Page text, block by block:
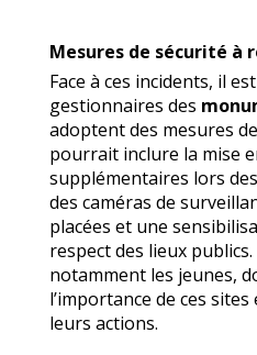
Mesures de sécurité à
Face à ces incidents, il
gestionnaires des
adoptent des mesures
pourrait inclure la mise
supplémentaires lors
des caméras de
placées et une
respect des lieux
notamment les jeunes,
l’importance de ces
leurs actions.